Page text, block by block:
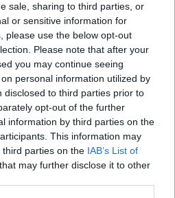
sale, sharing to third parties, or
or sensitive information for
please use the below opt-out
Please note that after your
you may continue seeing
personal information utilized by
disclosed to third parties prior to
opt-out of the further
information by third parties on the
This information may
parties on the IAB’s List of
that may further disclose it to other
montera ihop dessas delar?
LagomSomnDrucken
idag? Företag eller
ihop en egen ritning av min
till ovannämnda företag eller